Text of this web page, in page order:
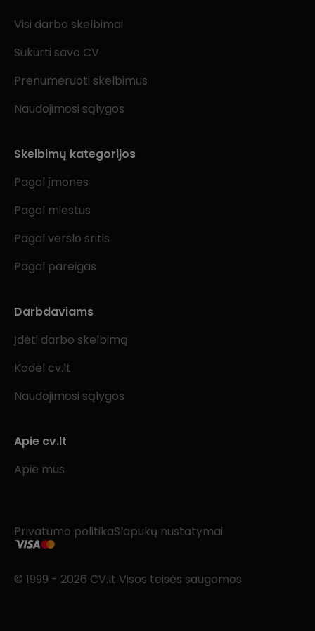
Visi darbo skelbimai
Sukurti savo CV
Prenumeruoti skelbimus
Naudojimosi sąlygos
Skelbimų kategorijos
Pagal įmones
Pagal miestus
Pagal verslo sritis
Pagal pareigas
Darbdaviams
Įdėti darbo skelbimą
Kodėl cv.lt
Naudojimosi sąlygos
Apie cv.lt
Apie mus
Privatumo politikaSlapukų nustatymai
© 1999 - 2026 CV.lt Visos teisės saugomos